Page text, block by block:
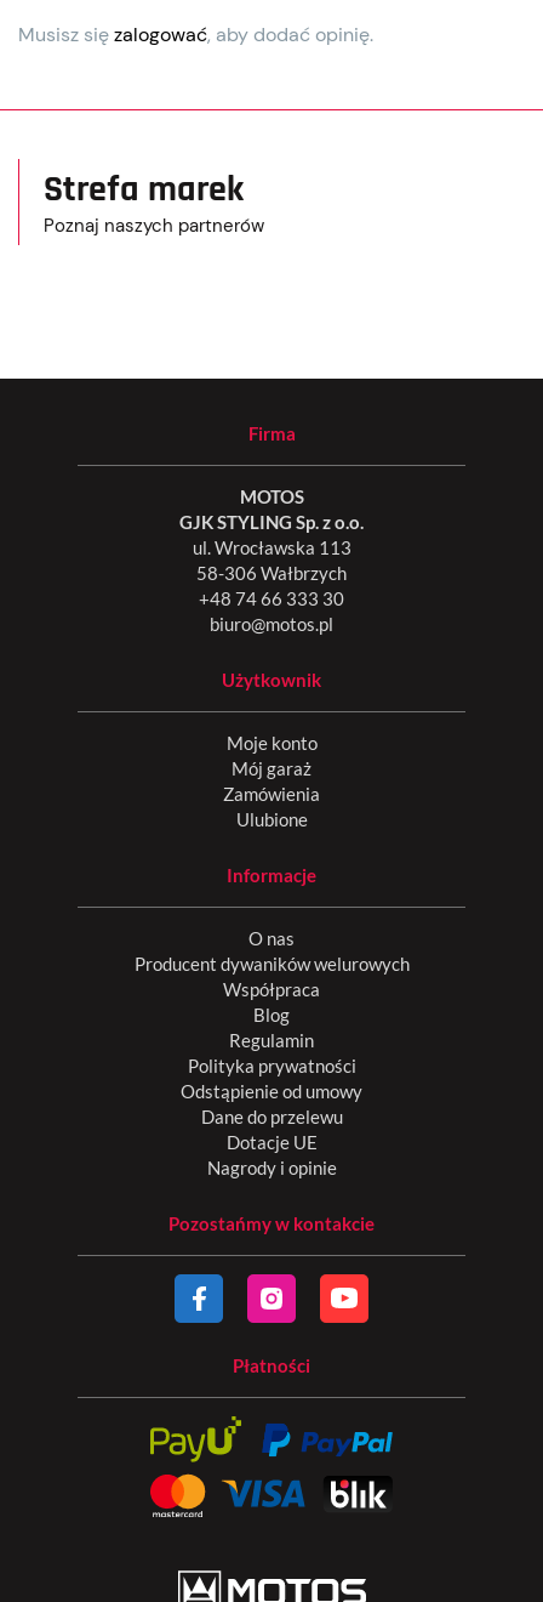
Musisz sięzalogować, aby dodać opinię.
Strefa marek
Poznaj naszych partnerów
Firma
MOTOS
GJK STYLING Sp. z o.o.
ul. Wrocławska 113
58-306 Wałbrzych
+48 74 66 333 30
biuro@motos.pl
Użytkownik
Moje konto
Mój garaż
Zamówienia
Ulubione
Informacje
O nas
Producent dywaników welurowych
Współpraca
Blog
Regulamin
Polityka prywatności
Odstąpienie od umowy
Dane do przelewu
Dotacje UE
Nagrody i opinie
Pozostańmy w kontakcie
Płatności